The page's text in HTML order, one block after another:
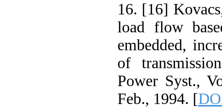
16. [16]
load flow
embedded,
of
Power Syst.,
Feb., 1994. [